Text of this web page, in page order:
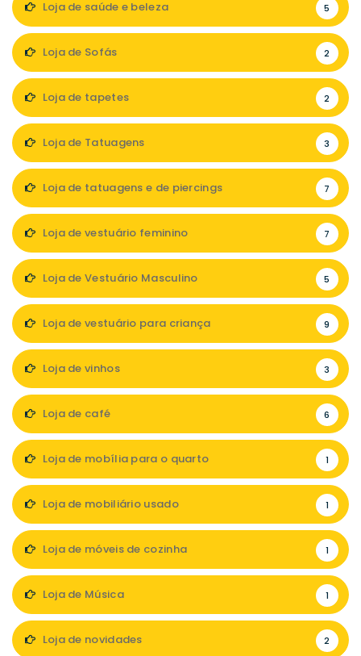
Loja de saúde e beleza 5
Loja de Sofás 2
Loja de tapetes 2
Loja de Tatuagens 3
Loja de tatuagens e de piercings 7
Loja de vestuário feminino 7
Loja de Vestuário Masculino 5
Loja de vestuário para criança 9
Loja de vinhos 3
Loja de café 6
Loja de mobília para o quarto 1
Loja de mobiliário usado 1
Loja de móveis de cozinha 1
Loja de Música 1
Loja de novidades 2